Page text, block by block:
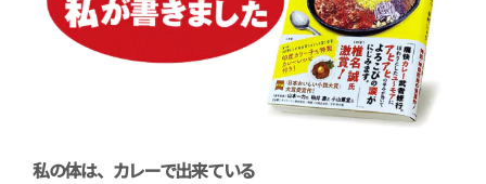
私の体は、カレーで出来ている